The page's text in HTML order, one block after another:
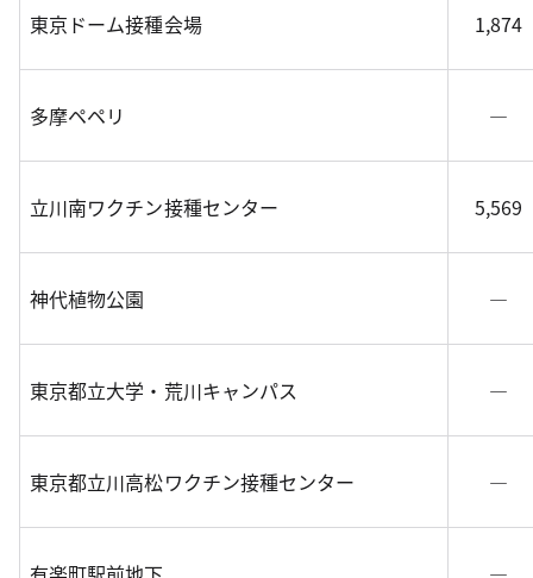
東京ドーム接種会場 1,874
多摩ペペリ ―
立川南ワクチン接種センター 5,569
神代植物公園 ―
東京都立大学・荒川キャンパス ―
東京都立川高松ワクチン接種センター ―